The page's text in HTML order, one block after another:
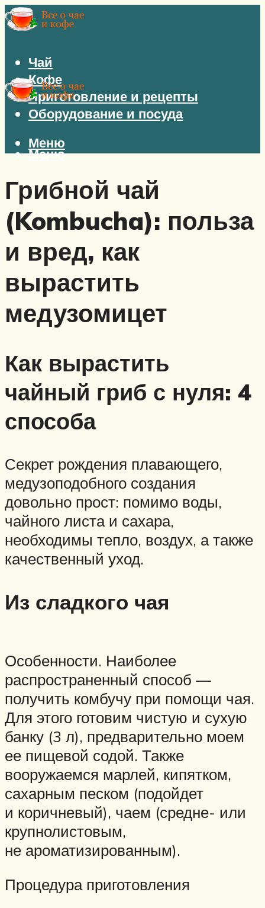
Чай
Кофе
Приготовление и рецепты
Оборудование и посуда
Меню
Меню
Грибной чай
(Kombucha): польза
и вред, как
вырастить
медузомицет
Как вырастить
чайный гриб с нуля: 4
способа
Секрет рождения плавающего,
медузоподобного создания
довольно прост: помимо воды,
чайного листа и сахара,
необходимы тепло, воздух, а также
качественный уход.
Из сладкого чая
Особенности. Наиболее
распространенный способ —
получить комбучу при помощи чая.
Для этого готовим чистую и сухую
банку (3 л), предварительно моем
ее пищевой содой. Также
вооружаемся марлей, кипятком,
сахарным песком (подойдет
и коричневый), чаем (средне- или
крупнолистовым,
не ароматизированным).
Процедура приготовления